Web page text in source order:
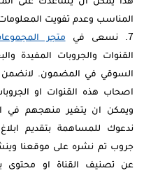
المناسب وعدم تفويت المعلومات
نسعى في متجر
القنوات والجروبات المفيدة
السوقي في المضمون. لانضمن
اصحاب هذه القنوات او
ويمكن ان يتغير منهجهم في
ندعوك للمساهمة بتقديم
جروب تم نشره على موقعنا
عن تصنيف القناة او محتوى